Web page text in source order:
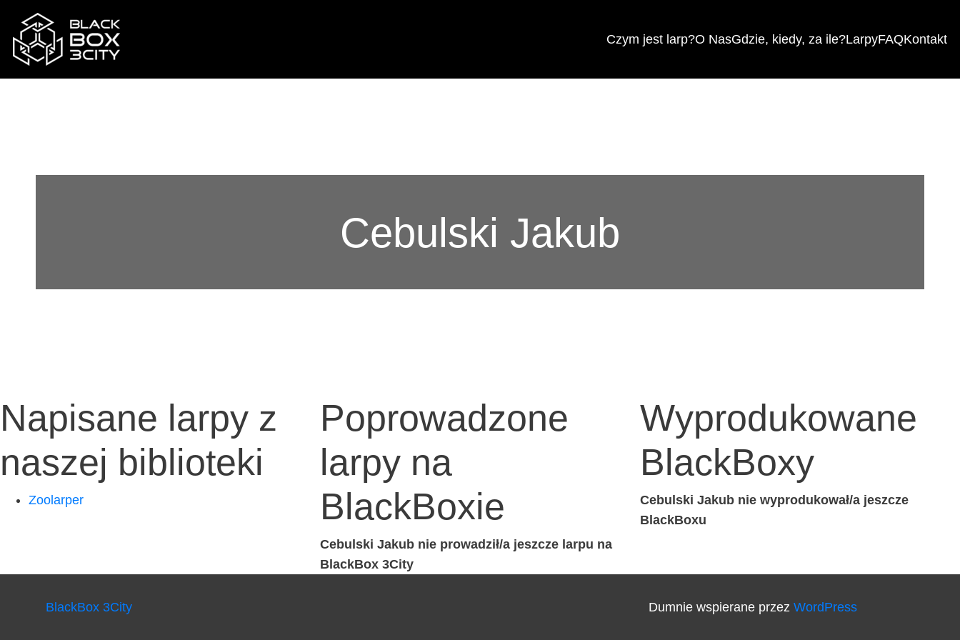
Czym jest larp?O NasGdzie, kiedy, za ile?LarpyFAQKontakt
Cebulski Jakub
Napisane larpy z
naszej biblioteki
Zoo­lar­per
Poprowadzone
larpy na
BlackBoxie
Cebul­ski Jakub nie prowadził/a jesz­cze lar­pu na
Black­Box 3City
Wyprodukowane
BlackBoxy
Cebul­ski Jakub nie wyprodukował/a jesz­cze
BlackBoxu
BlackBox 3City Dumnie wspierane przez WordPress